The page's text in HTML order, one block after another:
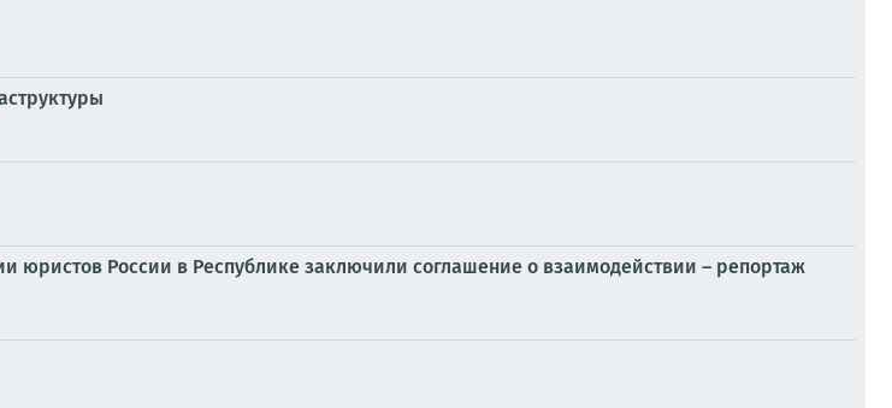
юристов России в Республике заключили соглашение о взаимодействии – репортаж